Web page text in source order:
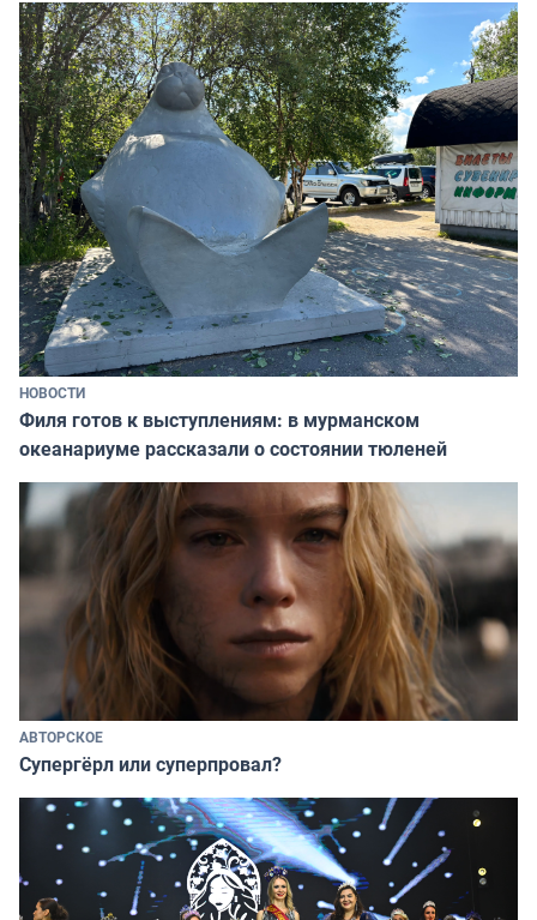
НОВОСТИ
Филя готов к выступлениям: в мурманском
океанариуме рассказали о состоянии тюленей
АВТОРСКОЕ
Супергёрл или суперпровал?